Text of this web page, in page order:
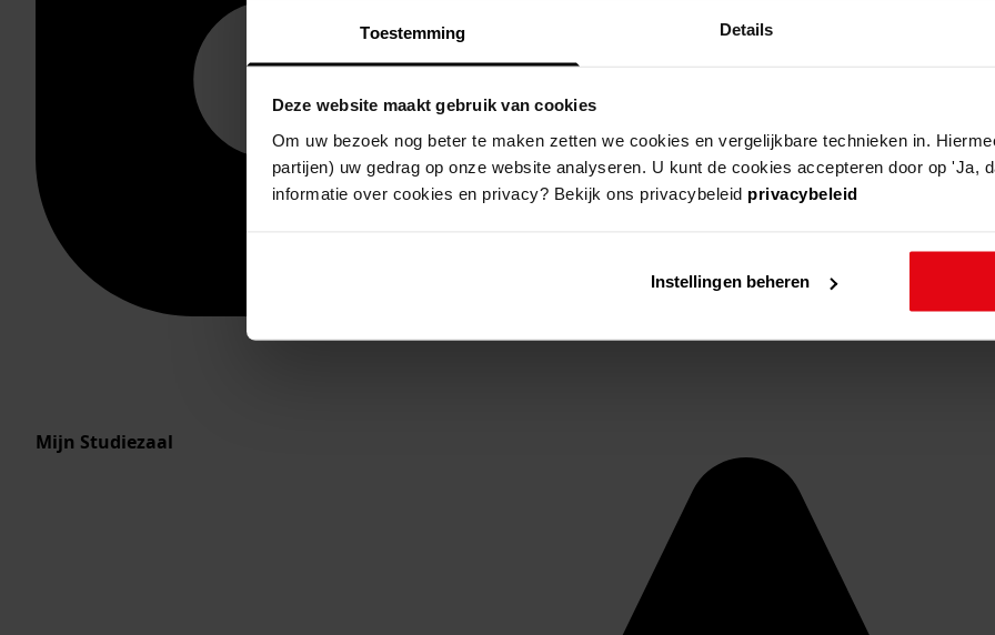
Toestemming Details
Deze website maakt gebruik van cookies
Om uw bezoek nog beter te maken zetten we cookies en vergelijkbare technieken in.
partijen) uw gedrag op onze website analyseren. U kunt de cookies accepteren door op 'Ja,
informatie over cookies en privacy? Bekijk ons privacybeleid privacybeleid
Instellingen beheren
Mijn Studiezaal